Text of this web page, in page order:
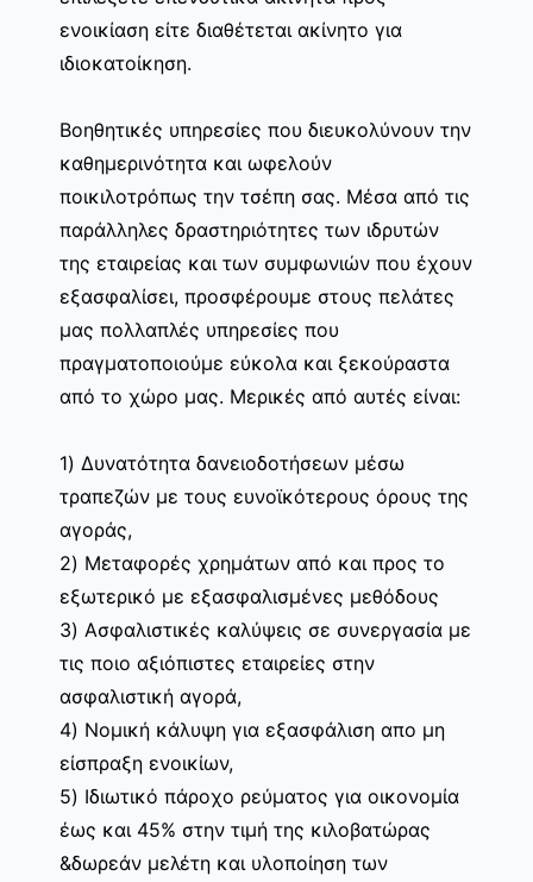
ενοικίαση είτε διαθέτεται ακίνητο για
ιδιοκατοίκηση.
Βοηθητικές υπηρεσίες που διευκολύνουν την
καθημερινότητα και ωφελούν
ποικιλοτρόπως την τσέπη σας. Μέσα από τις
παράλληλες δραστηριότητες των ιδρυτών
της εταιρείας και των συμφωνιών που έχουν
εξασφαλίσει, προσφέρουμε στους πελάτες
μας πολλαπλές υπηρεσίες που
πραγματοποιούμε εύκολα και ξεκούραστα
από το χώρο μας. Μερικές από αυτές είναι:
1) Δυνατότητα δανειοδοτήσεων μέσω
τραπεζών με τους ευνοϊκότερους όρους της
αγοράς,
2) Μεταφορές χρημάτων από και προς το
εξωτερικό με εξασφαλισμένες μεθόδους
3) Ασφαλιστικές καλύψεις σε συνεργασία με
τις ποιο αξιόπιστες εταιρείες στην
ασφαλιστική αγορά,
4) Νομική κάλυψη για εξασφάλιση απο μη
είσπραξη ενοικίων,
5) Ιδιωτικό πάροχο ρεύματος για οικονομία
έως και 45% στην τιμή της κιλοβατώρας
&δωρεάν μελέτη και υλοποίηση των